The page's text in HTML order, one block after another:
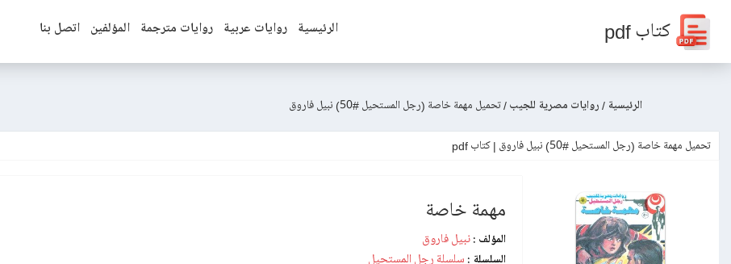
كتاب pdf الرئيسية روايات عربية روايات مترجمة المؤلفين اتصل بنا
الرئيسية / روايات مصرية للجيب /تحميل مهمة خاصة (رجل المستحيل #50) نبيل فاروق
تحميل مهمة خاصة (رجل المستحيل #50) نبيل فاروق | كتاب pdf
مهمة خاصة
المؤلف :نبيل فاروق
السلسلة : سلسلة رجل المستحيل